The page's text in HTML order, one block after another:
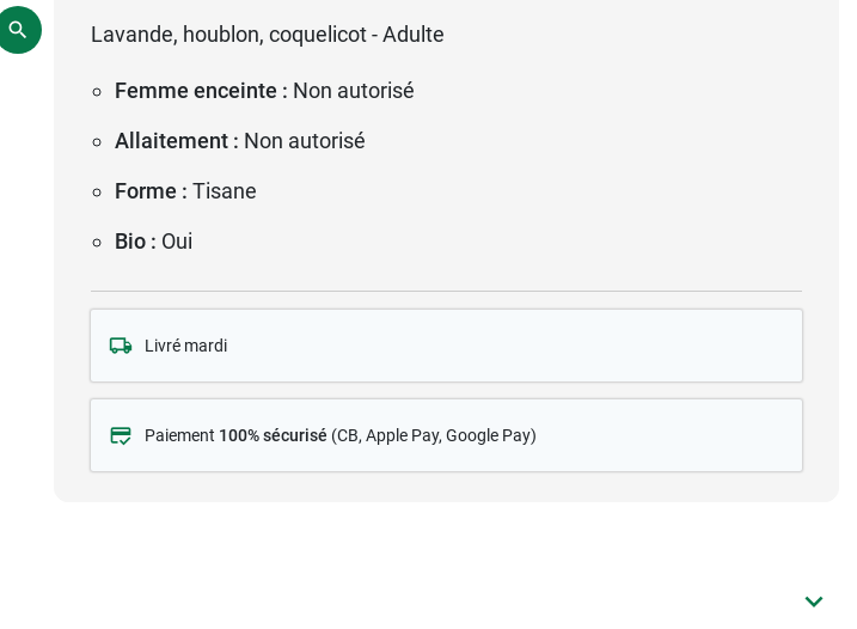
Lavande, houblon, coquelicot - Adulte
Femme enceinte : Non autorisé
Allaitement : Non autorisé
Forme : Tisane
Bio : Oui
Livré mardi
Paiement 100% sécurisé (CB, Apple Pay, Google Pay)